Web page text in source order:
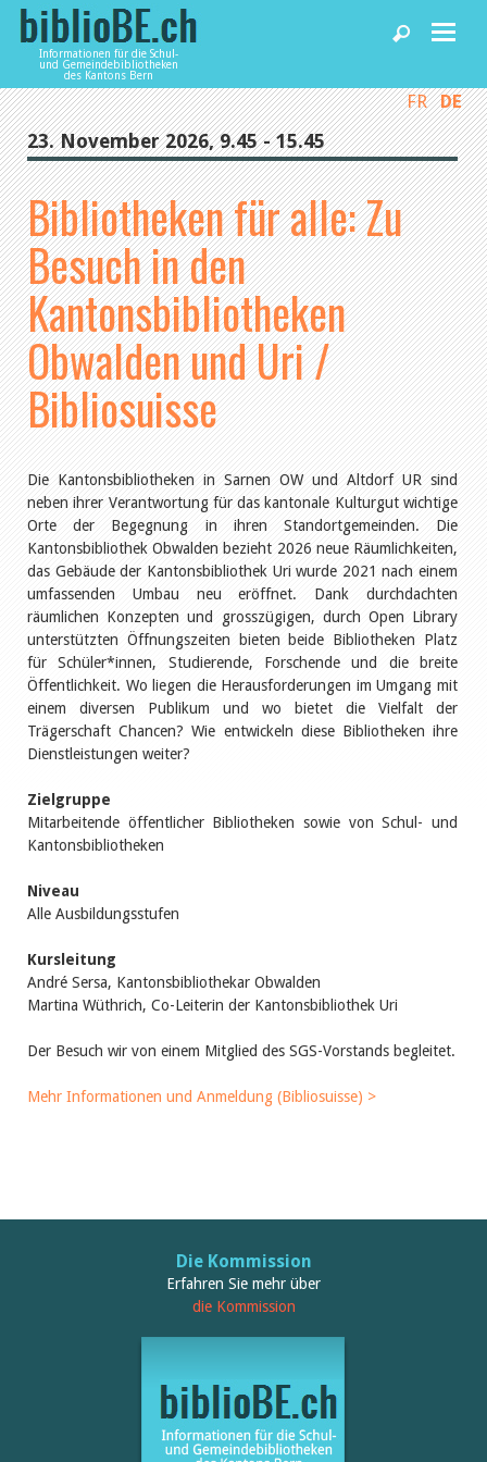
Informationen für die Schul-
und Gemeindebibliotheken
des Kantons Bern
Home
News und Fachbeiträge
Bibliotheken
Agenda
Dienstleistungen
biblioBE nutzen
FR DE
23. November 2026, 9.45 - 15.45
Bibliotheken für alle: Zu
Besuch in den
Kantonsbibliotheken
Obwalden und Uri /
Bibliosuisse
Die Kantonsbibliotheken in Sarnen OW und Altdorf UR sind
neben ihrer Verantwortung für das kantonale Kulturgut wichtige
Orte der Begegnung in ihren Standortgemeinden. Die
Kantonsbibliothek Obwalden bezieht 2026 neue Räumlichkeiten,
das Gebäude der Kantonsbibliothek Uri wurde 2021 nach einem
umfassenden Umbau neu eröffnet. Dank durchdachten
räumlichen Konzepten und grosszügigen, durch Open Library
unterstützten Öffnungszeiten bieten beide Bibliotheken Platz
für Schüler*innen, Studierende, Forschende und die breite
Öffentlichkeit. Wo liegen die Herausforderungen im Umgang mit
einem diversen Publikum und wo bietet die Vielfalt der
Trägerschaft Chancen? Wie entwickeln diese Bibliotheken ihre
Dienstleistungen weiter?
Zielgruppe
Mitarbeitende öffentlicher Bibliotheken sowie von Schul- und
Kantonsbibliotheken
Niveau
Alle Ausbildungsstufen
Kursleitung
André Sersa, Kantonsbibliothekar Obwalden
Martina Wüthrich, Co-Leiterin der Kantonsbibliothek Uri
Der Besuch wir von einem Mitglied des SGS-Vorstands begleitet.
Mehr Informationen und Anmeldung (Bibliosuisse) >
Die Kommission
Erfahren Sie mehr über
die Kommission